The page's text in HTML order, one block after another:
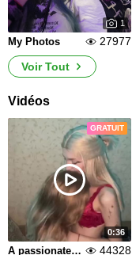
1
My Photos 27977
Voir Tout
Vidéos
GRATUIT
0:36
A passionate kiss 44328